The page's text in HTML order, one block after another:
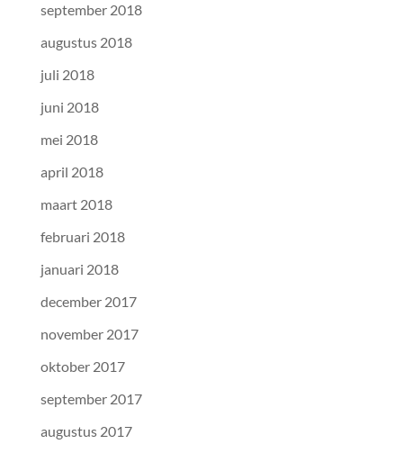
september 2018
augustus 2018
juli 2018
juni 2018
mei 2018
april 2018
maart 2018
februari 2018
januari 2018
december 2017
november 2017
oktober 2017
september 2017
augustus 2017